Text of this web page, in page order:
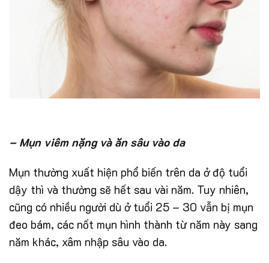
– Mụn viêm nặng và ăn sâu vào da
Mụn thường xuất hiện phổ biến trên da ở độ tuổi
dậy thì và thường sẽ hết sau vài năm. Tuy nhiên,
cũng có nhiều người dù ở tuổi 25 – 30 vẫn bị mụn
đeo bám, các nốt mụn hình thành từ năm này sang
năm khác, xâm nhập sâu vào da.